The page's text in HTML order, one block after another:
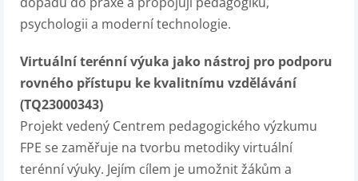
psychologii a moderní technologie.
Virtuální terénní výuka jako nástroj pro podporu
rovného přístupu ke kvalitnímu vzdělávání
(TQ23000343)
Projekt vedený Centrem pedagogického výzkumu
FPE se zaměřuje na tvorbu metodiky virtuální
terénní výuky. Jejím cílem je umožnit žákům a